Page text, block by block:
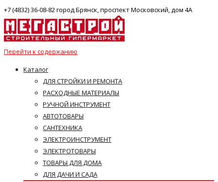
+7 (4832) 36-08-82 город Брянск, проспект Московский, дом 4А
Перейти к содержанию
Каталог
ДЛЯ СТРОЙКИ И РЕМОНТА
РАСХОДНЫЕ МАТЕРИАЛЫ
РУЧНОЙ ИНСТРУМЕНТ
АВТОТОВАРЫ
САНТЕХНИКА
ЭЛЕКТРОИНСТРУМЕНТ
ЭЛЕКТРОТОВАРЫ
ТОВАРЫ ДЛЯ ДОМА
ДЛЯ ДАЧИ И САДА